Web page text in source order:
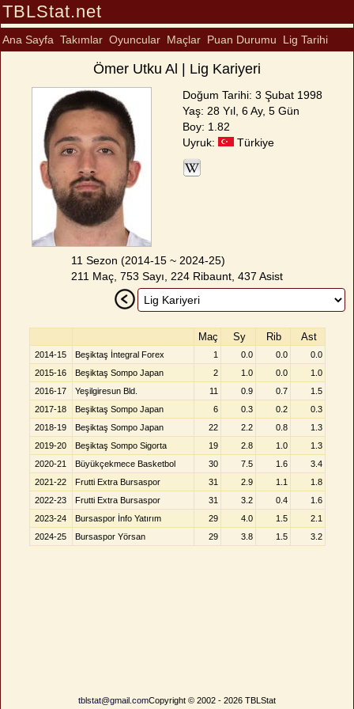
TBLStat.net
Ana Sayfa Takımlar Oyuncular Maçlar Puan Durumu Lig Tarihi
Ömer Utku Al | Lig Kariyeri
Doğum Tarihi: 3 Şubat 1998
Yaş: 28 Yıl, 6 Ay, 5 Gün
Boy: 1.82
Uyruk:
Türkiye
11 Sezon (2014-15 ~ 2024-25)
211 Maç, 753 Sayı, 224 Ribaunt, 437 Asist
Maç Sy Rib Ast
2014-15 Beşiktaş İntegral Forex 1 0.0 0.0
0.0
2015-16
Beşiktaş Sompo Japan 2 1.0 0.0
1.0
2016-17
Yeşilgiresun Bld. 11 0.9 0.7
1.5
2017-18
Beşiktaş Sompo Japan 6 0.3 0.2
0.3
2018-19
Beşiktaş Sompo Japan 22 2.2 0.8
1.3
2019-20
Beşiktaş Sompo Sigorta 19 2.8 1.0
1.3
2020-21
Büyükçekmece Basketbol 30 7.5 1.6
3.4
2021-22
Frutti Extra Bursaspor 31 2.9 1.1
1.8
2022-23
Frutti Extra Bursaspor 31 3.2 0.4
1.6
2023-24
Bursaspor İnfo Yatırım 29 4.0 1.5
2.1
2024-25
Bursaspor Yörsan 29 3.8 1.5 3.2
tblstat@gmail.comCopyright © 2002 - 2026 TBLStat